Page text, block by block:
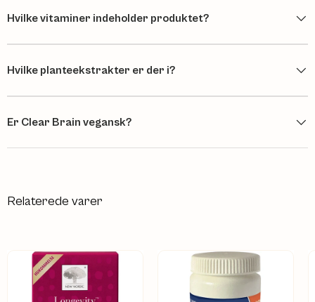
Hvilke vitaminer indeholder produktet?
Hvilke planteekstrakter er der i?
Er Clear Brain vegansk?
Relaterede varer